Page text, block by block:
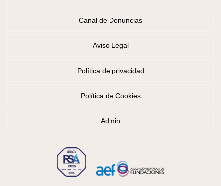
Canal de Denuncias
Aviso Legal
Política de privacidad
Política de Cookies
Admin